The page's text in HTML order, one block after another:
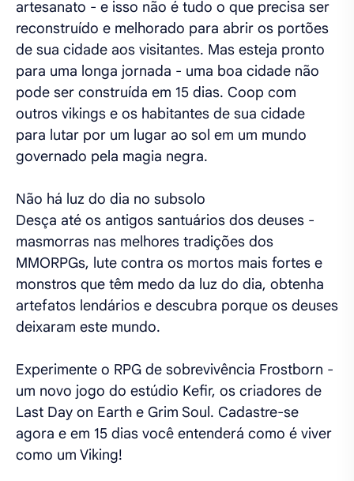
artesanato - e isso não é tudo o que precisa ser
reconstruído e melhorado para abrir os portões
de sua cidade aos visitantes. Mas esteja pronto
para uma longa jornada - uma boa cidade não
pode ser construída em 15 dias. Coop com
outros vikings e os habitantes de sua cidade
para lutar por um lugar ao sol em um mundo
governado pela magia negra.
Não há luz do dia no subsolo
Desça até os antigos santuários dos deuses -
masmorras nas melhores tradições dos
MMORPGs, lute contra os mortos mais fortes e
monstros que têm medo da luz do dia, obtenha
artefatos lendários e descubra porque os deuses
deixaram este mundo.
Experimente o RPG de sobrevivência Frostborn -
um novo jogo do estúdio Kefir, os criadores de
Last Day on Earth e Grim Soul. Cadastre-se
agora e em 15 dias você entenderá como é viver
como um Viking!